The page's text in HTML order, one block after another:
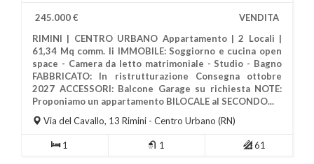
Più Informazioni
245.000 €
VENDITA
RIMINI | CENTRO URBANO Appartamento | 2 Locali |
61,34 Mq comm. li IMMOBILE: Soggiorno e cucina open
space - Camera da letto matrimoniale - Studio - Bagno
FABBRICATO: In ristrutturazione Consegna ottobre
2027 ACCESSORI: Balcone Garage su richiesta NOTE:
Proponiamo un appartamento BILOCALE al SECONDO...
Via del Cavallo, 13 Rimini - Centro Urbano (RN)
1 1 61